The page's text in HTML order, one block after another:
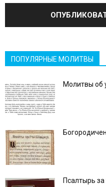
ПОПУЛЯРНЫЕ МОЛИТВЫ
Молитвы об
Псалтырь